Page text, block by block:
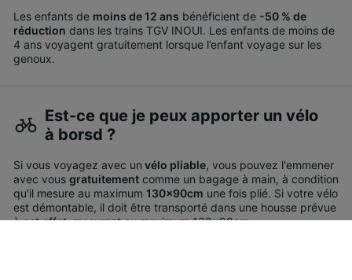
Les enfants de moins de 12 ans bénéficient de -50 % de
réduction dans les trains TGV INOUI. Les enfants de moins de
4 ans voyagent gratuitement lorsque l’enfant voyage sur les
genoux.
Est-ce que je peux apporter un vélo
à borsd ?
Si vous voyagez avec un vélo pliable, vous pouvez l'emmener
avec vous gratuitement comme un bagage à main, à condition
qu'il mesure au maximum 130x90cm une fois plié. Si votre vélo
est démontable, il doit être transporté dans une housse prévue
à cet effet, mesurant au maximum 130x90cm.